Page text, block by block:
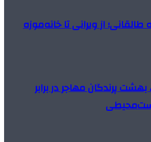
از ویرانی تا خانه‌موزه
پرندگان مهاجر در برابر